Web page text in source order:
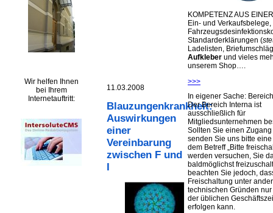
Wir helfen Ihnen
bei Ihrem
Internetauftritt:
11.03.2008
Blauzungenkrankheit:
Auswirkungen
einer
Vereinbarung
zwischen F und
I
KOMPETENZ AUS
Ein- und Verkaufsbelege,
Standarderklärungen (
Ladelisten,
Aufkleber und vieles
unserem Shop….
>>>
In eigener Sache:
Der Bereich Interna ist
ausschließlich für
Mitgliedsunternehmen
Sollten Sie einen
senden Sie uns bitte
dem Betreff „Bitte
werden versuchen, Sie
baldmöglichst
beachten Sie jedoch,
Freischaltung unter
technischen Gründen
der üblichen
erfolgen kann.